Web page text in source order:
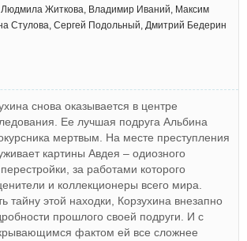
Житкова, Владимир Иваний, Максим
Стулова, Сергей Подольный, Дмитрий Бедерин
снова оказывается в центре
Ее лучшая подруга Альбина
мертвым. На месте преступления
картины Авдея – одиозного
за работами которого
и коллекционеры всего мира.
тайну этой находки, Корзухина внезапно
прошлого своей подруги. И с
фактом ей все сложнее